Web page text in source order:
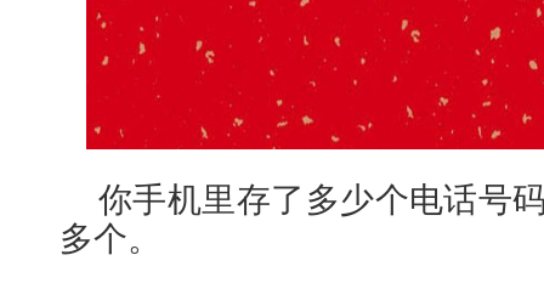
你手机里存了多少个电话号
多个。